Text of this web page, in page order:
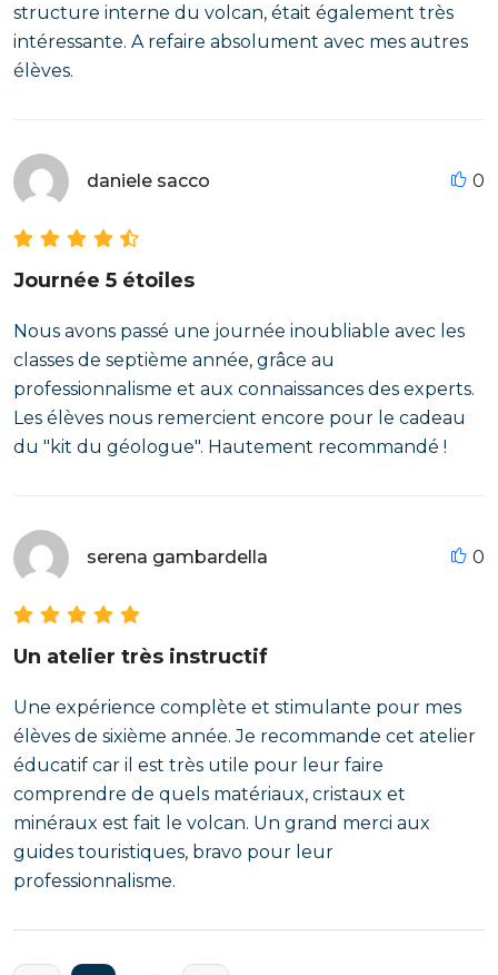
structure interne du volcan, était également très
intéressante. A refaire absolument avec mes autres
élèves.
daniele sacco 0
Journée 5 étoiles
Nous avons passé une journée inoubliable avec les
classes de septième année, grâce au
professionnalisme et aux connaissances des experts.
Les élèves nous remercient encore pour le cadeau
du "kit du géologue". Hautement recommandé !
serena gambardella 0
Un atelier très instructif
Une expérience complète et stimulante pour mes
élèves de sixième année. Je recommande cet atelier
éducatif car il est très utile pour leur faire
comprendre de quels matériaux, cristaux et
minéraux est fait le volcan. Un grand merci aux
guides touristiques, bravo pour leur
professionnalisme.